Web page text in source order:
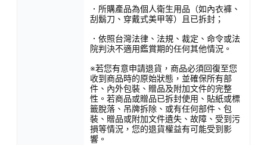
．所購產品為個人衛生用品（如內衣褲、
刮鬍刀、穿戴式美甲等）且已拆封；
．依照台灣法律、法規、裁定、命令或法
院判決不適用鑑賞期的任何其他情況。
※若您有意申請退貨，商品必須回復至您
收到商品時的原始狀態，並確保所有部
件、內外包裝、贈品及附加文件的完整
性。若商品或贈品已拆封使用、貼紙或標
籤脫落、吊牌拆除、或有任何部件、包
裝、贈品或附加文件遺失、故障、受到污
損等情況，您的退貨權益有可能受到影
響。